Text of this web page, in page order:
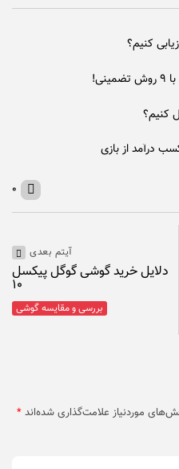
کنیم؟
کنیم؟
۰
آیتم بعدی
دلایل خرید گوشی گوگل پیکسل
۱۰
بررسی و مقایسه گوشی
موردنیاز علامت‌گذاری شده‌اند *